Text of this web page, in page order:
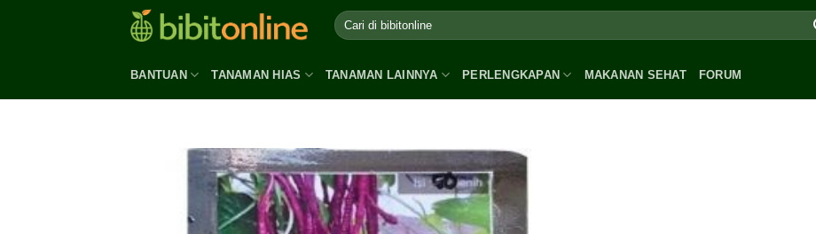
BANTUAN TANAMAN HIAS TANAMAN LAINNYA PERLENGKAPAN MAKANAN SEHAT FORUM